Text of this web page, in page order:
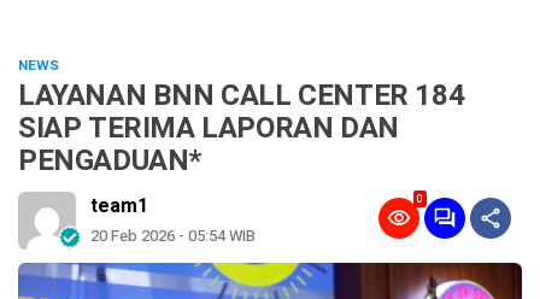
NEWS
LAYANAN BNN CALL CENTER 184
SIAP TERIMA LAPORAN DAN
PENGADUAN*
team1
20 Feb 2026 - 05:54 WIB
0